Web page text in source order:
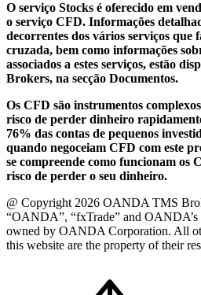
O serviço Stocks é oferecido em
o serviço CFD. Informações
decorrentes dos vários serviços que
cruzada, bem como informações
associados a estes serviços, estão
Brokers, na secção Documentos.
Os CFD são instrumentos
risco de perder dinheiro
76% das contas de pequenos
quando negoceiam CFD com este
se compreende como funcionam os
risco de perder o seu dinheiro.
@ Copyright 2026 OANDA TMS
“OANDA”, “fxTrade” and OANDA’s
owned by OANDA Corporation. All
this website are the property of their